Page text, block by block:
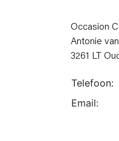
Occasion
Antonie
3261 LT
Telefoon:
Email: